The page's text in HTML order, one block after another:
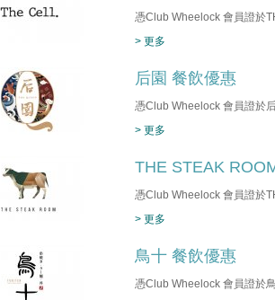
憑Club Wheelock 會員證於
> 更多
后園 餐飲優惠
憑Club Wheelock 會員證於
> 更多
THE STEAK
憑Club Wheelock 會員證於
> 更多
鳥十 餐飲優惠
憑Club Wheelock 會員證於